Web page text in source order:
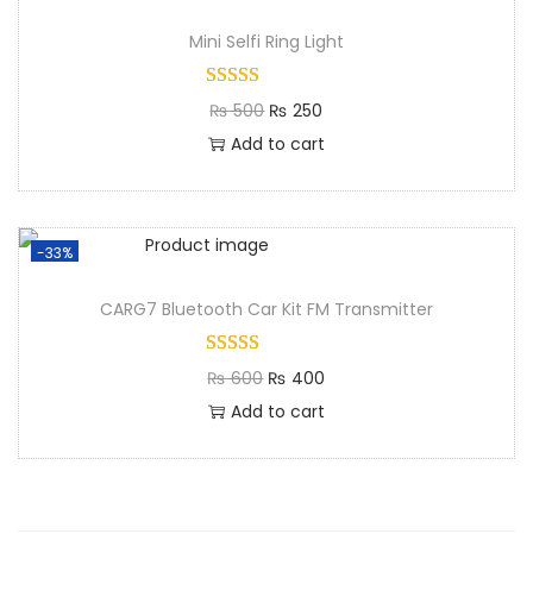
Mini Selfi Ring Light​
₨500 ₨ 250
Add to cart
-33%
CARG7 Bluetooth Car Kit FM Transmitter
₨600 ₨ 400
Add to cart